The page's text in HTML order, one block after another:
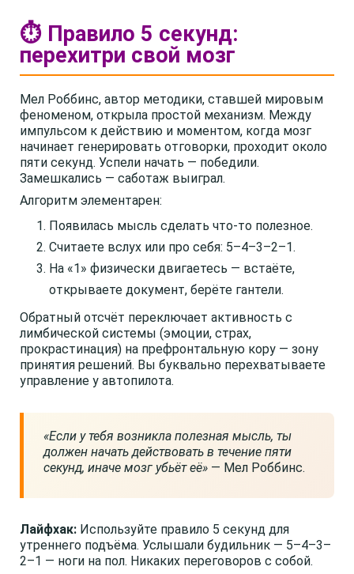
⏱️ Правило 5 секунд:
перехитри свой мозг
Мел Роббинс, автор методики, ставшей мировым
феноменом, открыла простой механизм. Между
импульсом к действию и моментом, когда мозг
начинает генерировать отговорки, проходит около
пяти секунд. Успели начать — победили.
Замешкались — саботаж выиграл.
Алгоритм элементарен:
Появилась мысль сделать что-то полезное.
Считаете вслух или про себя: 5–4–3–2–1.
На «1» физически двигаетесь — встаёте,
открываете документ, берёте гантели.
Обратный отсчёт переключает активность с
лимбической системы (эмоции, страх,
прокрастинация) на префронтальную кору — зону
принятия решений. Вы буквально перехватываете
управление у автопилота.
«Если у тебя возникла полезная мысль, ты
должен начать действовать в течение пяти
секунд, иначе мозг убьёт её» — Мел Роббинс.
Лайфхак: Используйте правило 5 секунд для
утреннего подъёма. Услышали будильник — 5–4–3–
2–1 — ноги на пол. Никаких переговоров с собой.